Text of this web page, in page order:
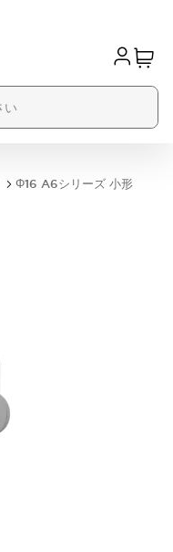
Φ16 A6シリーズ 小形